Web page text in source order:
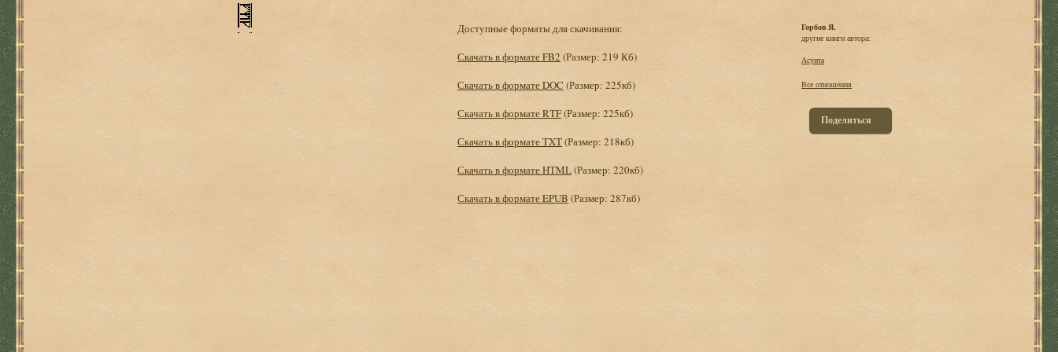
Доступные форматы для скачивания:
Скачать в формате FB2 (Размер: 219 Кб)
Скачать в формате DOC (Размер: 225кб)
Скачать в формате RTF(Размер: 225кб)
Скачать в формате TXT(Размер: 218кб)
Скачать в формате HTML(Размер: 220кб)
Скачать в формате EPUB (Размер: 287кб)
Горбов Я.
другие книги автора:
Асунта
Все отношения
Поделиться